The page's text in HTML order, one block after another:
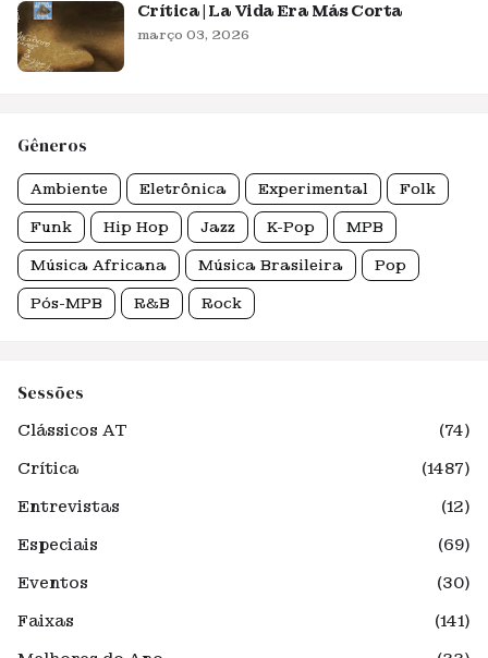
Crítica | La Vida Era Más Corta
março 03, 2026
Gêneros
Ambiente Eletrônica Experimental Folk
Funk Hip Hop Jazz K-Pop MPB
Música Africana Música Brasileira Pop
Pós-MPB R&B Rock
Sessões
Clássicos AT
(74)
Crítica
(1487)
Entrevistas
(12)
Especiais
(69)
Eventos
(30)
Faixas
(141)